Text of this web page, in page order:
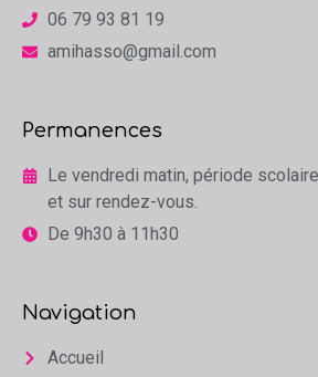
06 79 93 81 19
amihasso@gmail.com
Permanences
Le vendredi matin, période
et sur rendez-vous.
De 9h30 à 11h30
Navigation
Accueil